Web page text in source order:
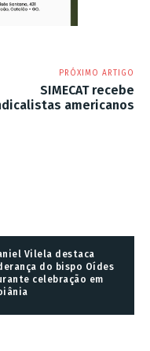
PRÓXIMO ARTIGO
SIMECAT recebe
americanos
Vilela destaca
do bispo Oídes
celebração em